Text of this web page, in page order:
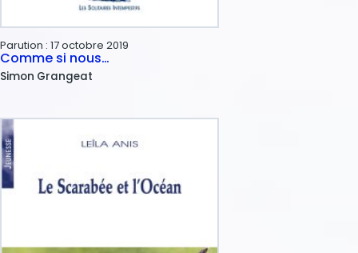
Parution : 17 octobre 2019
Comme si nous…
Simon Grangeat